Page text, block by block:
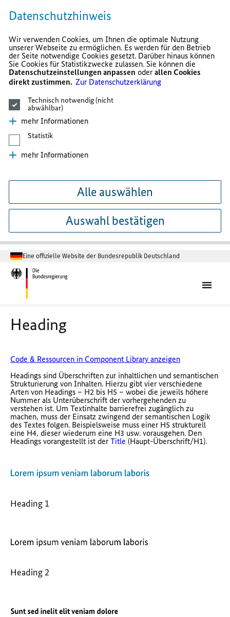
Datenschutzhinweis
Wir verwenden Cookies, um Ihnen die optimale Nutzung
unserer Webseite zu ermöglichen. Es werden für den Betrieb
der Seite notwendige Cookies gesetzt. Darüber hinaus können
Sie Cookies für Statistikzwecke zulassen. Sie können die
Datenschutzeinstellungen anpassen oderallen Cookies
direkt zustimmen.Zur Datenschutzerklärung
Technisch notwendig (nicht
abwählbar)
mehr Informationen
Statistik
mehr Informationen
Alle auswählen
Auswahl bestätigen
Eine offizielle Website der Bundesrepublik Deutschland
Heading
Code & Ressourcen in Component Library anzeigen
Headings sind Überschriften zur inhaltlichen und semantischen
Strukturierung von Inhalten. Hierzu gibt vier verschiedene
Arten von Headings – H2 bis H5 – wobei die jeweils höhere
Nummer als Unterüberschrift der vorhergehenden zu
verstehen ist. Um Textinhalte barrierefrei zugänglich zu
machen, muss der Einsatz zwingend der semantischen Logik
des Textes folgen. Beispielsweise muss einer H5 strukturell
eine H4, dieser wiederum eine H3 usw. vorausgehen. Den
Headings vorangestellt ist der Title (Haupt-Überschrift/H1).
Heading 1
Heading 2